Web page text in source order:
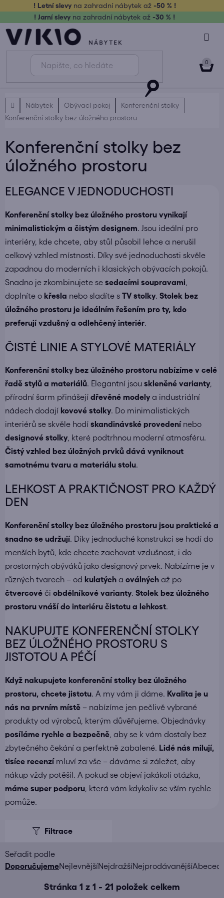
obsah
! Letní slevy na zahradní nábytek až-50 % !
! Jarní slevy na zahradní nábytek až -30 % !
DomůNábytek Obývací pokoj
Konferenční stolky
Konferenční stolky bez úložného prostoru
Konferenční stolky bez
úložného prostoru
ELEGANCE V JEDNODUCHOSTI
Konferenční stolky bez úložného prostoru vynikají
minimalistickým a čistým designem . Jsou ideální pro
interiéry, kde chcete, aby stůl působil lehce a nerušil
celkový vzhled místnosti. Díky své jednoduchosti skvěle
zapadnou do moderních i klasických obývacích pokojů.
Snadno je zkombinujete se sedacími soupravami
doplníte o křesla nebo sladíte s TV stolky. Stolek bez
úložného prostoru je ideálním řešením pro ty, kdo
preferují vzdušný a odlehčený interiér
ČISTÉ LINIE A STYLOVÉ MATERIÁLY
Konferenční stolky bez úložného prostoru nabízíme v celé
řadě stylů a materiálů. Elegantní jsou skleněné varianty,
přírodní šarm přinášejí dřevěné modelya industriální
nádech dodají kovové stolky. Do minimalistických
interiérů se skvěle hodí skandinávské provedenínebo
designové stolky, které podtrhnou moderní atmosféru.
Čistý vzhled bez úložných prvků dává vyniknout
samotnému tvaru a materiálu stolu.
LEHKOST A PRAKTIČNOST PRO KAŽDÝ
DEN
Konferenční stolky bez úložného prostoru jsou praktické a
snadno se udržují. Díky jednoduché konstrukci se hodí do
menších bytů, kde chcete zachovat vzdušnost, i do
prostorných obýváků jako designový prvek. Nabízíme je v
různých tvarech – od kulatých a oválných až po
čtvercové či obdélníkové varianty. Stolek bez úložného
prostoru vnáší do interiéru čistotu a lehkost.
NAKUPUJTE KONFERENČNÍ STOLKY
BEZ ÚLOŽNÉHO PROSTORU S
JISTOTOU A PÉČÍ
Když nakupujete konferenční stolky bez úložného
prostoru, chcete jistotu. A my vám ji dáme. Kvalita je u
nás na prvním místě – nabízíme jen pečlivě vybrané
produkty od výrobců, kterým důvěřujeme. Objednávky
posíláme rychle a bezpečně , aby se k vám dostaly bez
zbytečného čekání a perfektně zabalené. Lidé nás milují,
tisíce recenzímluví za vše – dáváme si záležet, aby
nákup vždy potěšil. A pokud se objeví jakákoli otázka,
máme super podporu , která vám kdykoliv se vším rychle
pomůže.
Stránka 1 z 1 - 21 položek celkem
Ř
DoporučujemeNejlevnějšíNejdražšíNejprodávanější
p
i